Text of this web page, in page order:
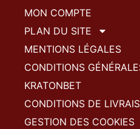
MON COMPTE
PLAN DU SITE
MENTIONS LÉGALES
CONDITIONS
KRATONBET
CONDITIONS DE
GESTION DES COOKIES